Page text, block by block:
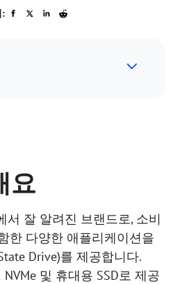
:
요
서 잘 알려진 브랜드로, 소비
한 다양한 애플리케이션을
Drive)를 제공합니다.
NVMe 및 휴대용 SSD로 제공